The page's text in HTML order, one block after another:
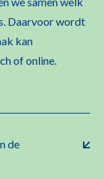
Daarvoor wordt
kan
of online.
de